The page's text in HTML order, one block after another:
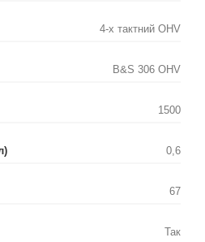
4-х тактний OHV
B&S 306 OHV
1500
0,6
67
Так